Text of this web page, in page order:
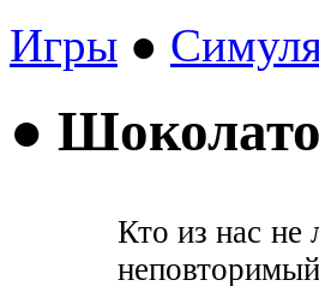
Игры ●
●
Кто из нас не